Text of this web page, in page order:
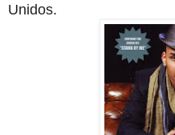
Unidos.